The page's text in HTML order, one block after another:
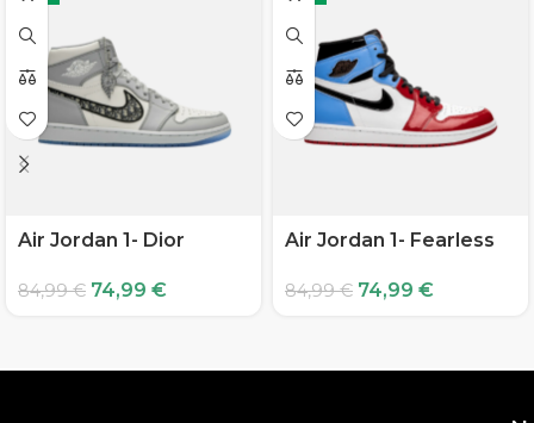
Air Jordan 1- Dior
84,99€ 74,99 €
Air Jordan 1- Fearless
84,99€ 74,99 €